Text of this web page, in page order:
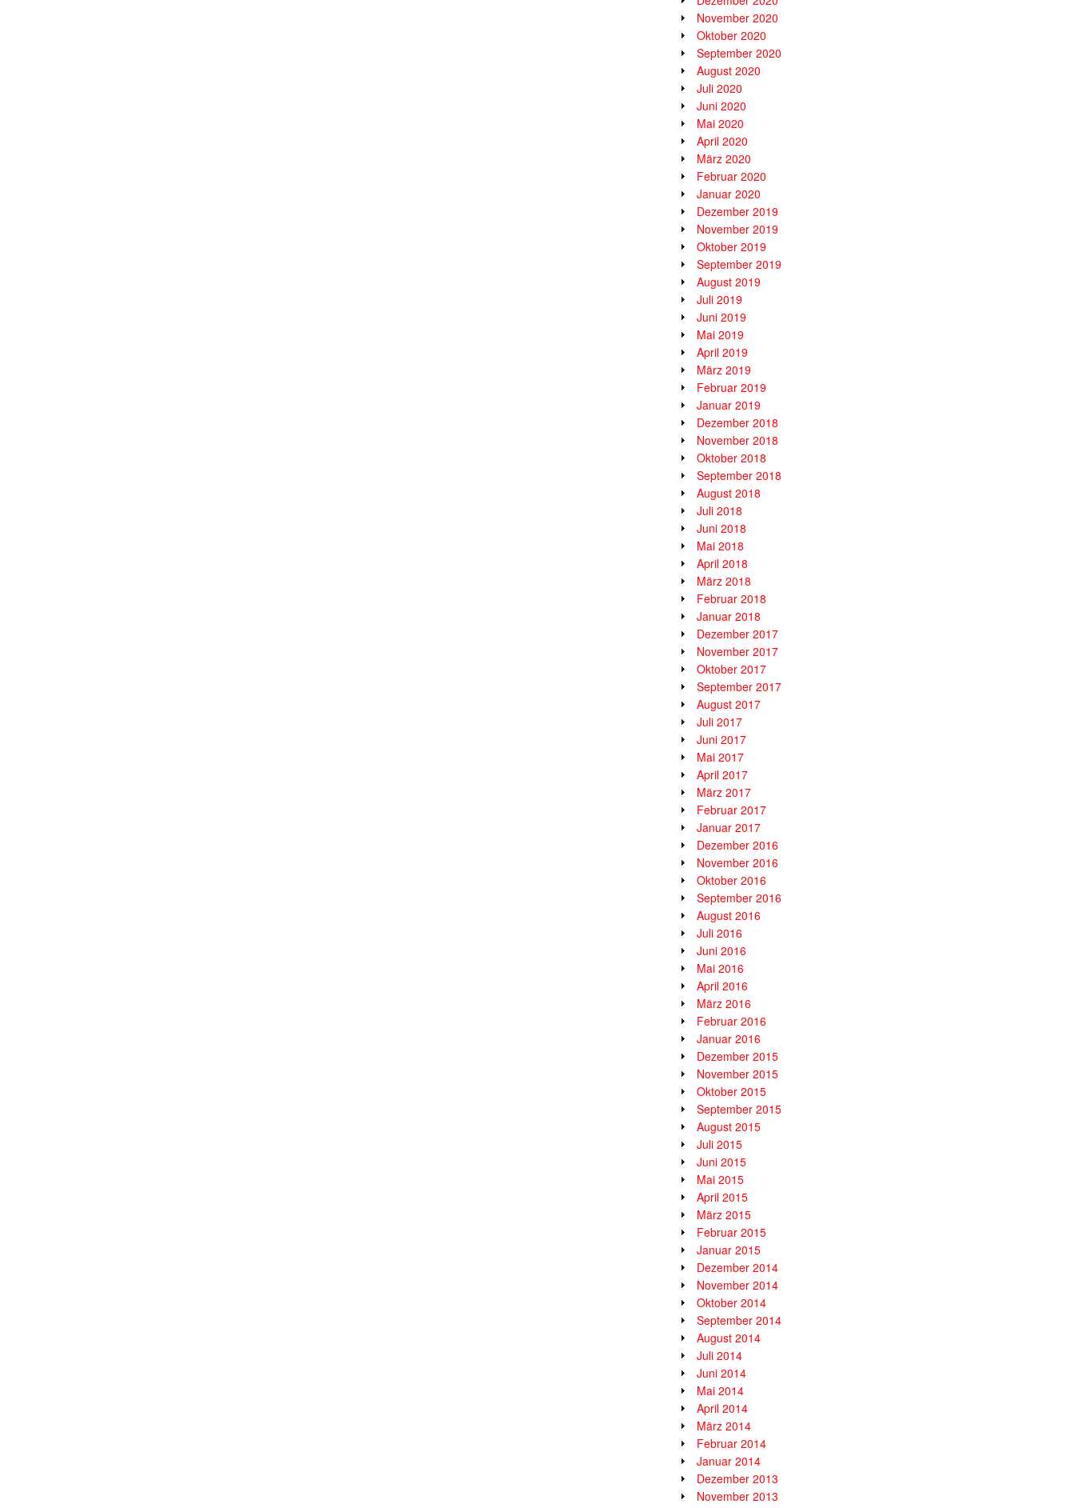
November 2020
Oktober 2020
September 2020
August 2020
Juli 2020
Juni 2020
Mai 2020
April 2020
März 2020
Februar 2020
Januar 2020
Dezember 2019
November 2019
Oktober 2019
September 2019
August 2019
Juli 2019
Juni 2019
Mai 2019
April 2019
März 2019
Februar 2019
Januar 2019
Dezember 2018
November 2018
Oktober 2018
September 2018
August 2018
Juli 2018
Juni 2018
Mai 2018
April 2018
März 2018
Februar 2018
Januar 2018
Dezember 2017
November 2017
Oktober 2017
September 2017
August 2017
Juli 2017
Juni 2017
Mai 2017
April 2017
März 2017
Februar 2017
Januar 2017
Dezember 2016
November 2016
Oktober 2016
September 2016
August 2016
Juli 2016
Juni 2016
Mai 2016
April 2016
März 2016
Februar 2016
Januar 2016
Dezember 2015
November 2015
Oktober 2015
September 2015
August 2015
Juli 2015
Juni 2015
Mai 2015
April 2015
März 2015
Februar 2015
Januar 2015
Dezember 2014
November 2014
Oktober 2014
September 2014
August 2014
Juli 2014
Juni 2014
Mai 2014
April 2014
März 2014
Februar 2014
Januar 2014
Dezember 2013
November 2013